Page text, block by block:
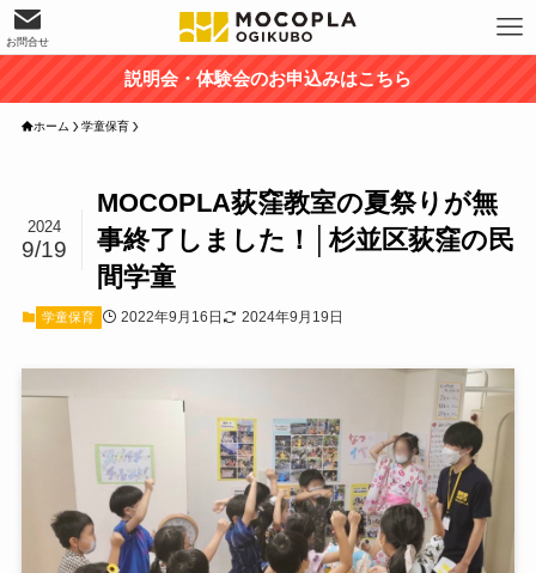
お問合せ
説明会・体験会のお申込みはこちら
ホーム 学童保育
MOCOPLA荻窪教室の夏祭りが無
事終了しました！│杉並区荻窪の民
間学童
2024
9/19
学童保育 2022年9月16日 2024年9月19日